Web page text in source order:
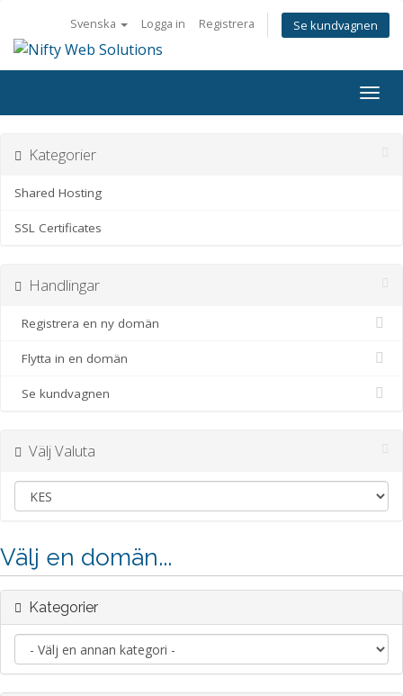
Svenska Logga in Registrera Se kundvagnen
Kategorier
Shared Hosting
SSL Certificates
Handlingar
Registrera en ny domän
Flytta in en domän
Se kundvagnen
Välj Valuta
Välj en domän...
Kategorier